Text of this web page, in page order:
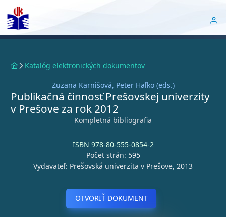
Katalóg elektronických dokumentov
Zuzana Karnišová, Peter Haľko (eds.)
Publikačná činnosť Prešovskej univerzity
v Prešove za rok 2012
Kompletná bibliografia
ISBN 978-80-555-0854-2
Počet strán: 595
Vydavateľ: Prešovská univerzita v Prešove, 2013
OTVORIŤ DOKUMENT